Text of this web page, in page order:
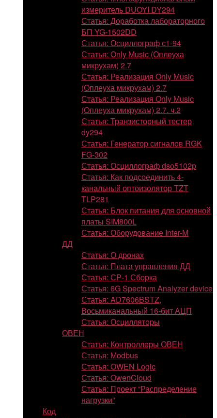
измеритель DUOYI DY294
Статья: Доработка лабораторного
БП YG-1502DD
Статья: Осциллограф с1-94
Статья: Only Music (Оплеуха
микрухам) 2.7
Статья: Реализация Only Music
(Оплеуха микрухам) 2.7
Статья: Реализация Only Music
(Оплеуха микрухам) 2.7. ч.2
Статья: Транзисторный тестер
dy294
Статья: Генератор сигналов RGK
FG-302
Статья: Осциллограф dso5102p
Статья: Как подсоединить 4-
канальный оптоизолятор TZT
TLP281
Статья: Блок питания для основной
платы SIM800L
Статья: Оборудование Inter-M
ДД
Статья: О дронах
Статья: Плата управления ДД
Статья: СР-1 Сборка
Статья: 6G Spectrum Analyzer device
Статья: AD7606BSTZ,
Восьмиканальный 16-бит АЦП
Статья: Осцилляторы
ОВЕН
Статья: Контроллеры ОВЕН
Статья: Modbus
Статья: OWEN Logic
Статья: OwenCloud
Статья: Проект “Распределение
нагрузки”
Код